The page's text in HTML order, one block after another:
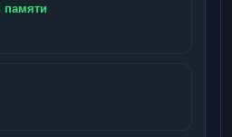
памяти